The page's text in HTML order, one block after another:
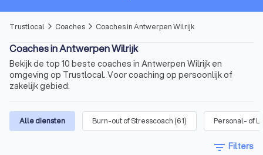
Trustlocal arrow_forward_ios Coaches arrow_forward_ios Coaches in Antwerpen Wilrijk
Coaches in Antwerpen Wilrijk
Bekijk de top 10 beste coaches in Antwerpen Wilrijk en
omgeving op Trustlocal. Voor coaching op persoonlijk of
zakelijk gebied.
Alle diensten Burn-out of Stresscoach (61) Personal- of
filter_list Filters